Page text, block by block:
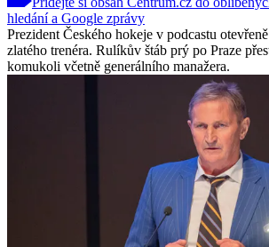
hledání a Google zprávy
Prezident Českého hokeje v podcastu
zlatého trenéra. Rulíkův štáb prý po Praze
komukoli včetně generálního manažera.